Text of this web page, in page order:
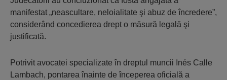
manifestat „neascultare, neloialitate şi abuz de încredere”,
considerând concedierea drept o măsură legală şi
justificată.
Potrivit avocatei specializate în dreptul muncii Inés Calle
Lambach, pontarea înainte de începerea oficială a